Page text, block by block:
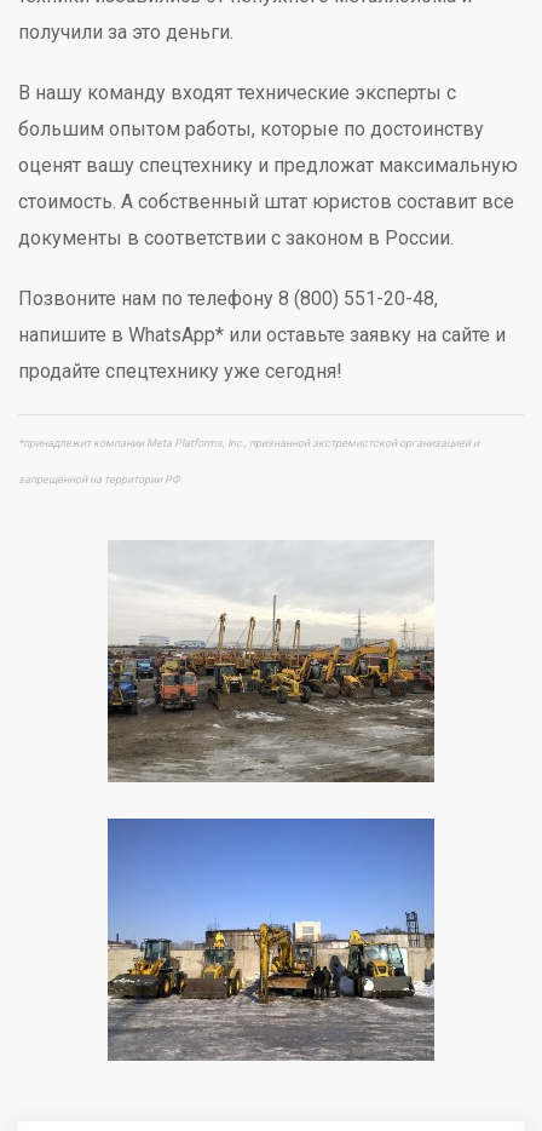
получили за это деньги.
В нашу команду входят технические эксперты с
большим опытом работы, которые по достоинству
оценят вашу спецтехнику и предложат максимальную
стоимость. А собственный штат юристов составит все
документы в соответствии с законом в России.
Позвоните нам по телефону 8 (800) 551-20-48,
напишите в WhatsApp* или оставьте заявку на сайте и
продайте спецтехнику уже сегодня!
*принадлежит компании Meta Platforms, Inc., признанной экстремистской организацией и
запрещённой на территории РФ